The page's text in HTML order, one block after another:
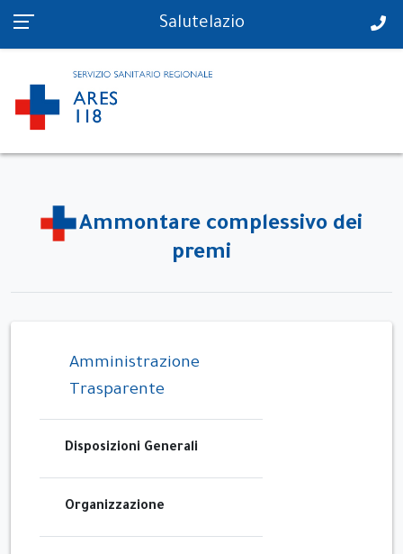
PS in tempo reale Salutelazio
Ammontare complessivo dei
premi
Amministrazione
Trasparente
Disposizioni Generali
Organizzazione